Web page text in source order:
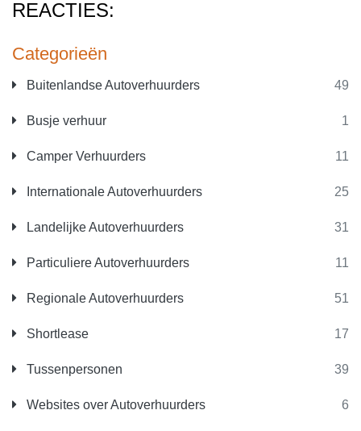
Categorieën
Buitenlandse Autoverhuurders 49
Busje verhuur 1
Camper Verhuurders 11
Internationale Autoverhuurders 25
Landelijke Autoverhuurders 31
Particuliere Autoverhuurders 11
Regionale Autoverhuurders 51
Shortlease 17
Tussenpersonen 39
Websites over Autoverhuurders 6
REACTIES: